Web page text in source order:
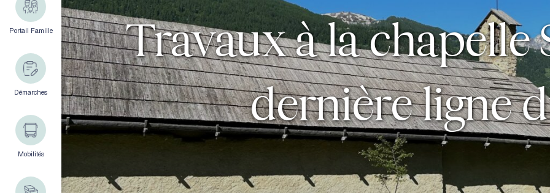
Travaux à la chapelle
dernière ligne
Portail Famille
Démarches
Mobilités